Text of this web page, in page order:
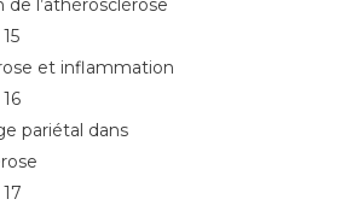
de l’athérosclérose
et inflammation
pariétal dans